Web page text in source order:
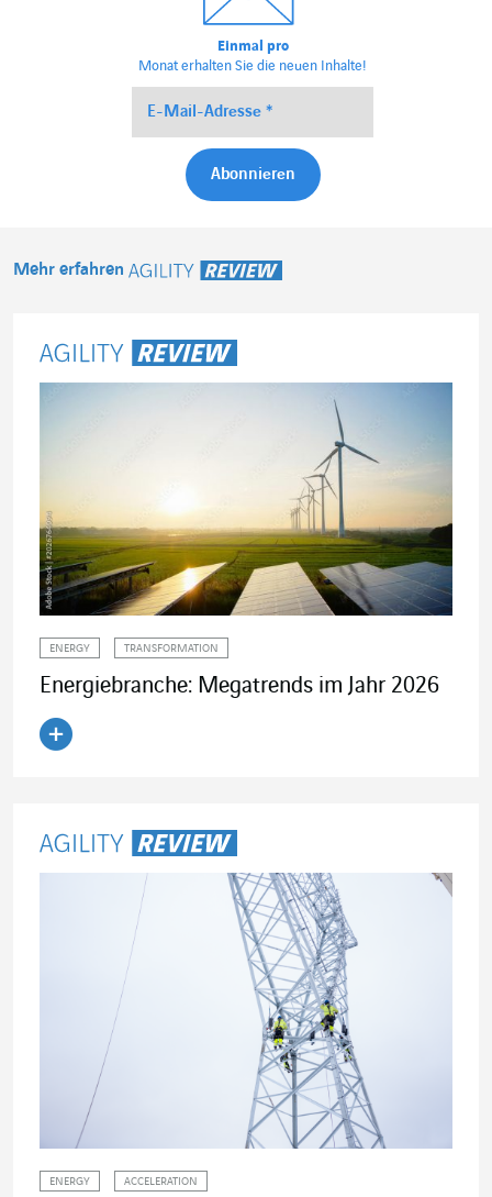
Einmal pro
Monat erhalten Sie die neuen Inhalte!
Mehr erfahren
ENERGY TRANSFORMATION
Energiebranche: Megatrends im Jahr 2026
ENERGY ACCELERATION